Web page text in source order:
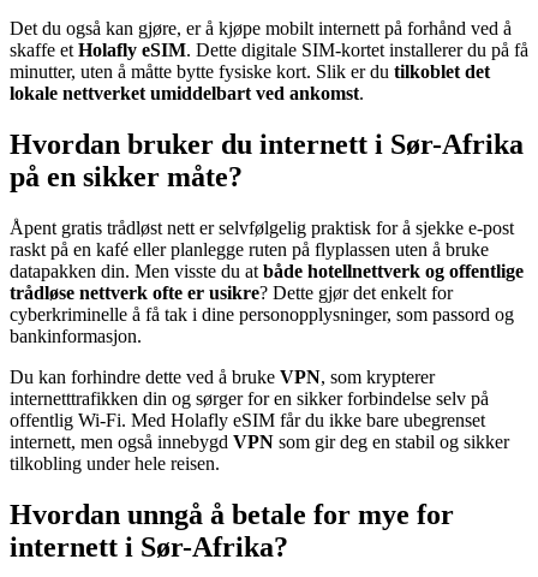
Det du også kan gjøre, er å kjøpe mobilt internett på forhånd ved å
skaffe et Holafly eSIM. Dette digitale SIM-kortet installerer du på få
minutter, uten å måtte bytte fysiske kort. Slik er du tilkoblet det
lokale nettverket umiddelbart ved ankomst.
Hvordan bruker du internett i Sør-Afrika
på en sikker måte?
Åpent gratis trådløst nett er selvfølgelig praktisk for å sjekke e-post
raskt på en kafé eller planlegge ruten på flyplassen uten å bruke
datapakken din. Men visste du at både hotellnettverk og offentlige
trådløse nettverk ofte er usikre? Dette gjør det enkelt for
cyberkriminelle å få tak i dine personopplysninger, som passord og
bankinformasjon.
Du kan forhindre dette ved å bruke VPN, som krypterer
internetttrafikken din og sørger for en sikker forbindelse selv på
offentlig Wi‑Fi. Med Holafly eSIM får du ikke bare ubegrenset
internett, men også innebygd VPN som gir deg en stabil og sikker
tilkobling under hele reisen.
Hvordan unngå å betale for mye for
internett i Sør-Afrika?